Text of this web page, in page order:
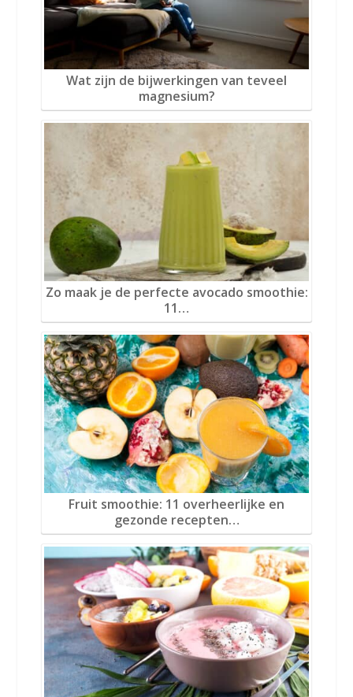
Wat zijn de bijwerkingen van teveel
magnesium?
Zo maak je de perfecte avocado smoothie:
11…
Fruit smoothie: 11 overheerlijke en
gezonde recepten…